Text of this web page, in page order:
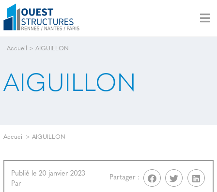
Accueil > AIGUILLON
AIGUILLON
Accueil > AIGUILLON
Publié le 20 janvier 2023
Par
Partager :